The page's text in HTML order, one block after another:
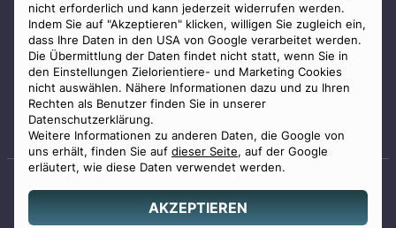
nicht erforderlich und kann jederzeit widerrufen werden.
Indem Sie auf "Akzeptieren" klicken, willigen Sie zugleich ein,
dass Ihre Daten in den USA von Google verarbeitet werden.
Die Übermittlung der Daten findet nicht statt, wenn Sie in
den Einstellungen Zielorientiere- und Marketing Cookies
nicht auswählen. Nähere Informationen dazu und zu Ihren
Rechten als Benutzer finden Sie in unserer
Datenschutzerklärung.
Weitere Informationen zu anderen Daten, die Google von
uns erhält, finden Sie auf dieser Seite, auf der Google
erläutert, wie diese Daten verwendet werden.
AKZEPTIEREN
Staatlich geprüfter
© 2026 Benu GmbH. Alle Rechte vorbehalten.